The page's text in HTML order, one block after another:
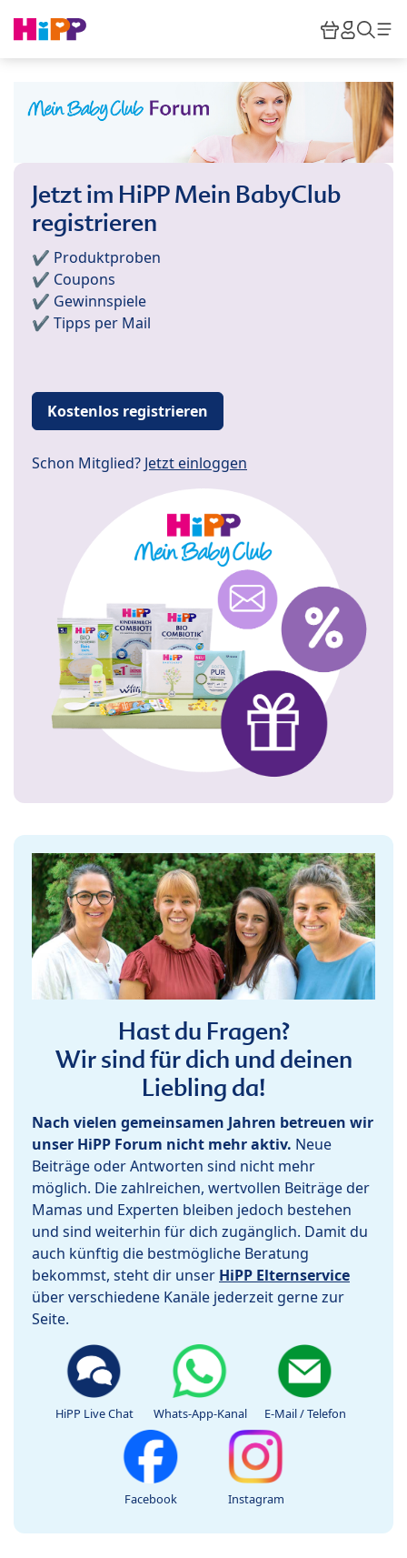
HiPP
Jetzt im HiPP Mein BabyClub
registrieren
✔️ Produktproben
✔️ Coupons
✔️ Gewinnspiele
✔️ Tipps per Mail
Kostenlos registrieren
Schon Mitglied? Jetzt einloggen
Hast du Fragen?
Wir sind für dich und deinen
Liebling da!
Nach vielen gemeinsamen Jahren betreuen wir
unser HiPP Forum nicht mehr aktiv. Neue
Beiträge oder Antworten sind nicht mehr
möglich. Die zahlreichen, wertvollen Beiträge der
Mamas und Experten bleiben jedoch bestehen
und sind weiterhin für dich zugänglich. Damit du
auch künftig die bestmögliche Beratung
bekommst, steht dir unser HiPP Elternservice
über verschiedene Kanäle jederzeit gerne zur
Seite.
HiPP Live Chat Whats-App-Kanal E-Mail / Telefon
Facebook Instagram